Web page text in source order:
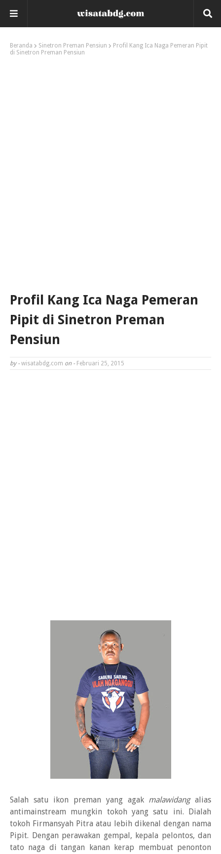
Beranda Sinetron Preman Pensiun
Profil Kang Ica Naga Pemeran Pipit
di Sinetron Preman Pensiun
Profil Kang Ica Naga Pemeran
Pipit di Sinetron Preman
Pensiun
by - wisatabdg.com on - Februari 25, 2015
Salah satu ikon preman yang agak malawidangalias
antimainstream mungkin tokoh yang satu ini. Dialah
tokoh Firmansyah Pitra atau lebih dikenal dengan nama
Pipit. Dengan perawakan gempal, kepala pelontos, dan
tato naga di tangan kanan kerap membuat penonton